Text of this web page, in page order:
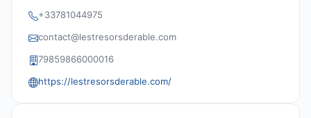
+33781044975
contact@lestresorsderable.com
79859866000016
https://lestresorsderable.com/